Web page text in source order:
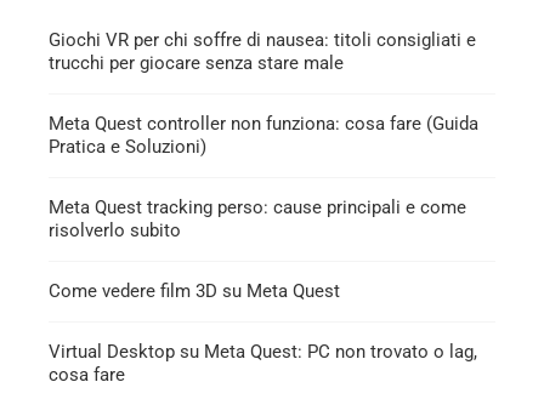
Giochi VR per chi soffre di nausea: titoli consigliati e
trucchi per giocare senza stare male
Meta Quest controller non funziona: cosa fare (Guida
Pratica e Soluzioni)
Meta Quest tracking perso: cause principali e come
risolverlo subito
Come vedere film 3D su Meta Quest
Virtual Desktop su Meta Quest: PC non trovato o lag,
cosa fare